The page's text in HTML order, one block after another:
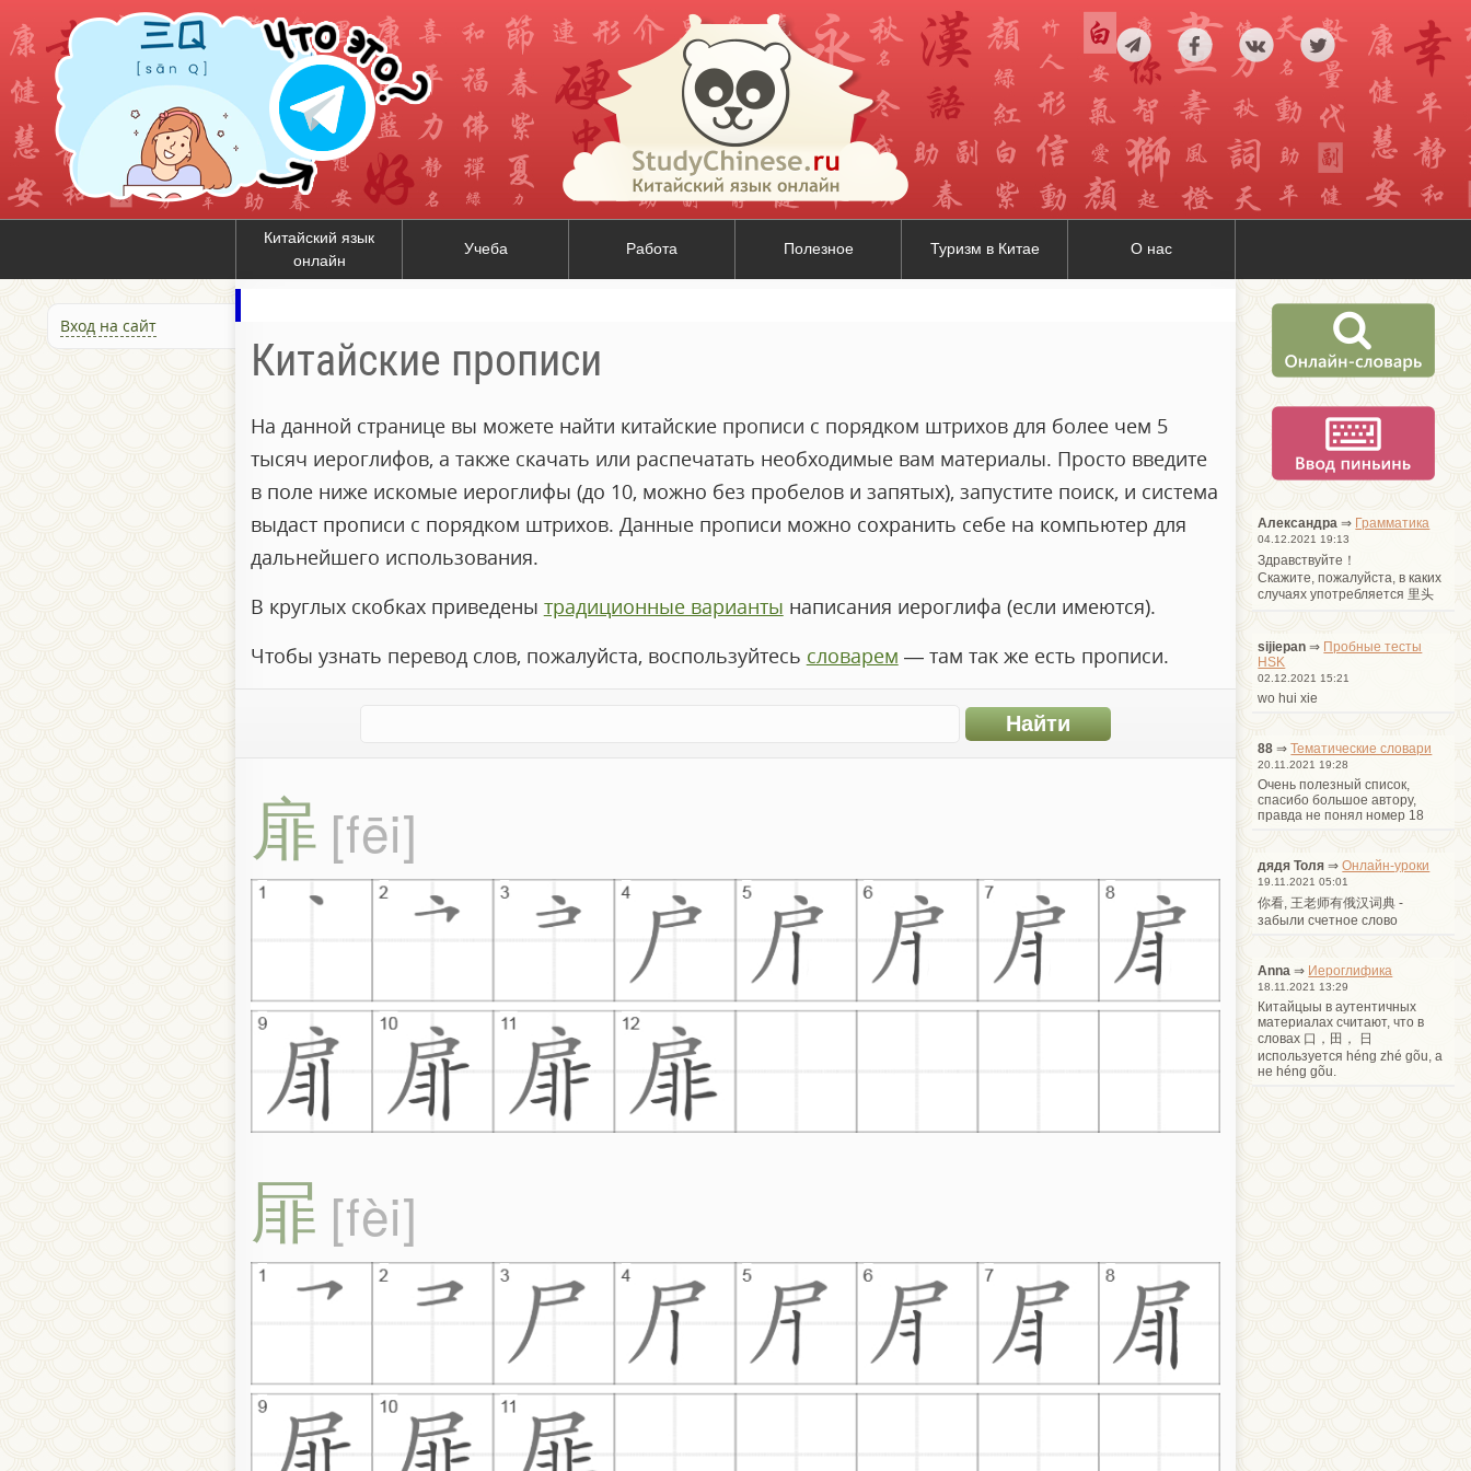
Китайский язык
онлайн
Учеба Работа Полезное Туризм в Китае О нас
Вход на сайт
Китайские прописи
На данной странице вы можете найти китайские прописи с порядком штрихов для более чем 5
тысяч иероглифов, а также скачать или распечатать необходимые вам материалы. Просто введите
в поле ниже искомые иероглифы (до 10, можно без пробелов и запятых), запустите поиск, и система
выдаст прописи с порядком штрихов. Данные прописи можно сохранить себе на компьютер для
дальнейшего использования.
В круглых скобках приведены традиционные варианты написания иероглифа (если имеются).
Чтобы узнать перевод слов, пожалуйста, воспользуйтесь словарем — там так же есть прописи.
扉 fēi
屝 fèi
Александра ⇒ Грамматика
04.12.2021 19:13
Здравствуйте！
Cкажите, пожалуйста, в каких
случаях употребляется 里头
sijiepan ⇒ Пробные тесты
HSK
02.12.2021 15:21
wo hui xie
88 ⇒Тематические словари
20.11.2021 19:28
Очень полезный список,
спасибо большое автору,
правда не понял номер 18
дядя Толя ⇒Онлайн-уроки
19.11.2021 05:01
你看, 王老师有俄汉词典 -
забыли счетное слово
Anna ⇒ Иероглифика
18.11.2021 13:29
Китайцыы в аутентичных
материалах считают, что в
словах 口，田， 日
используется héng zhé gõu, а
не héng gõu.